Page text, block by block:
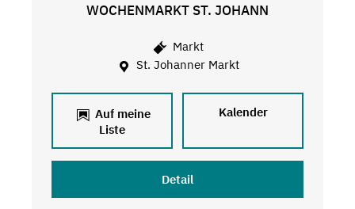
WOCHENMARKT ST. JOHANN
Markt
St. Johanner Markt
Auf meine
Liste
Kalender
Detail